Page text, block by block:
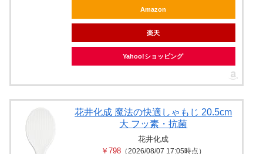
Amazon
楽天
Yahoo!ショッピング
花井化成 魔法の快適しゃもじ 20.5cm
大 フッ素・抗菌
花井化成
￥798 （2026/08/07 17:05時点）